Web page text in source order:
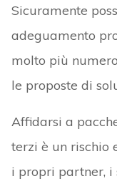
Sicuramente
adeguamento
molto più
le proposte di
Affidarsi a
terzi è un rischio
i propri partner, i